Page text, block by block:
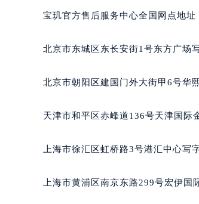
广州市越秀区环市
惠州市惠城区江北
福州市鼓楼区五四
重庆市江北区观音
郑州市二七区铭功
沈阳市沈河区中街
宝玑官方售后服务中心全国网点地址
北京市东城区东长安街1号东方广场
北京市朝阳区建国门外大街甲6号华
天津市和平区赤峰道136号天津国际
上海市徐汇区虹桥路3号港汇中心写
上海市黄浦区南京东路299号宏伊国